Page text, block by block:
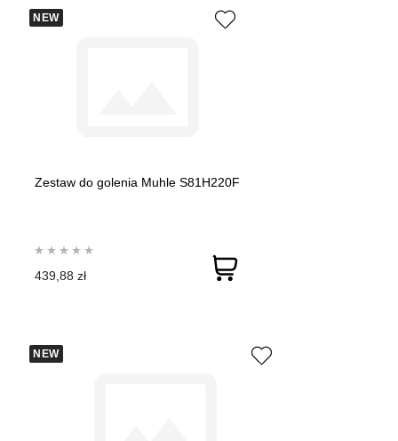
NEW
Zestaw do golenia Muhle S81H220F
439,88 zł
NEW